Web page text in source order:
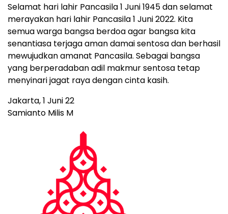
Selamat hari lahir Pancasila 1 Juni 1945 dan selamat
merayakan hari lahir Pancasila 1 Juni 2022. Kita
semua warga bangsa berdoa agar bangsa kita
senantiasa terjaga aman damai sentosa dan berhasil
mewujudkan amanat Pancasila. Sebagai bangsa
yang berperadaban adil makmur sentosa tetap
menyinari jagat raya dengan cinta kasih.
Jakarta, 1 Juni 22
Samianto Milis M